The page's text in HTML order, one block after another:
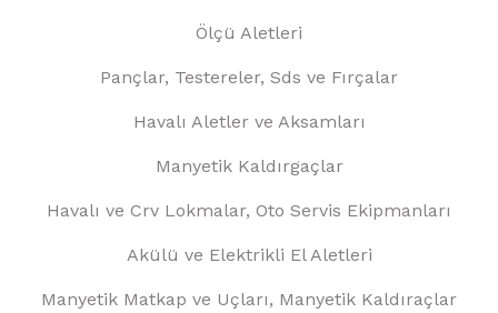
Ölçü Aletleri
Pançlar, Testereler, Sds ve Fırçalar
Havalı Aletler ve Aksamları
Manyetik Kaldırgaçlar
Havalı ve Crv Lokmalar, Oto Servis Ekipmanları
Akülü ve Elektrikli El Aletleri
Manyetik Matkap ve Uçları, Manyetik Kaldıraçlar